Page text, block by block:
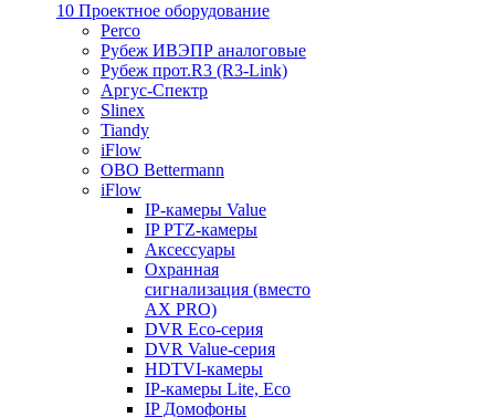
10 Проектное оборудование
Perco
Рубеж ИВЭПР аналоговые
Рубеж прот.R3 (R3-Link)
Аргус-Спектр
Slinex
Tiandy
iFlow
OBO Bettermann
iFlow
IP-камеры Value
IP PTZ-камеры
Аксессуары
Охранная
сигнализация (вместо
AX PRO)
DVR Eco-серия
DVR Value-серия
HDTVI-камеры
IP-камеры Lite, Eco
IP Домофоны